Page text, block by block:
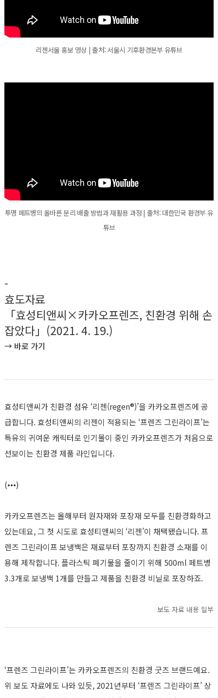
리젠서울 홍보 영상 | 출처: 서울시 기후환경본부 유튜브
투명 페트병의 올바른 분리 배출 방법과 재활용 과정 | 출처: 대한민국 환경부 유
튜브
-
효도자료
「효성티앤씨×카카오프렌즈, 친환경 위해 손
잡았다」(2021. 4. 19.)
→ 바로 가기
효성티앤씨가 친환경 섬유 ‘리젠(regen®)’을 카카오프렌즈에 공
급합니다. 효성티앤씨의 리젠이 적용되는 ‘프렌즈 그린라이프’는
특유의 귀여운 캐릭터로 인기몰이 중인 카카오프렌즈가 처음으로
선보이는 친환경 제품 라인입니다.
(•••)
카카오프렌즈는 올해부터 원자재와 포장재 모두를 친환경화하고
있는데요, 그 첫 시도로 효성티앤씨의 ‘리젠’이 채택됐습니다. 프
렌즈 그린라이프 보냉백은 재료부터 포장까지 친환경 소재를 이
용해 제작합니다. 플라스틱 폐기물을 줄이기 위해 500ml 페트병
3.3개로 보냉백 1개를 만들고 제품을 친환경 비닐로 포장하죠.
보도 자료 내용 일부
‘프렌즈 그린라이프’는 카카오프렌즈의 친환경 굿즈 브랜드예요.
위 보도 자료에도 나와 있듯, 2021년부터 ‘프렌즈 그린라이프’ 상